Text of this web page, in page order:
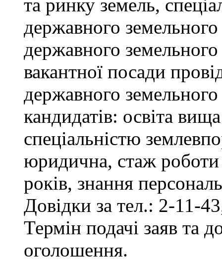
та ринку земель,
державного земельного
державного
вакантної посади
державного
кандидатів: освіта
спеціальністю
юридична, стаж роботи
років, знання
Довідки за тел.: 2-11-
Термін подачі заяв та
оголошення.